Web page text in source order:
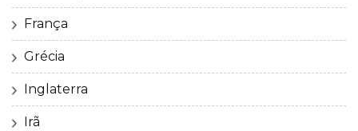
França
Grécia
Inglaterra
Irã